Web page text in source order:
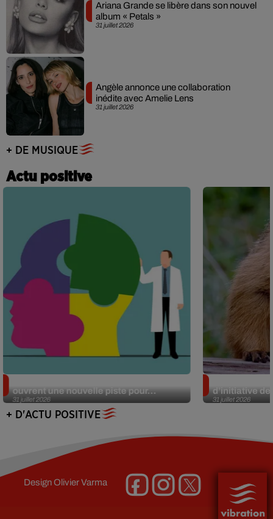
31 juillet 2026
Ariana Grande se libère dans son nouvel
album « Petals »
31 juillet 2026
Angèle annonce une collaboration
inédite avec Amelie Lens
+ DE MUSIQUE
Actu positive
31 juillet 2026
ouvrent une nouvelle piste pour...
31 juillet 2026
d’initiative
+ D'ACTU POSITIVE
DesignOlivier Varma